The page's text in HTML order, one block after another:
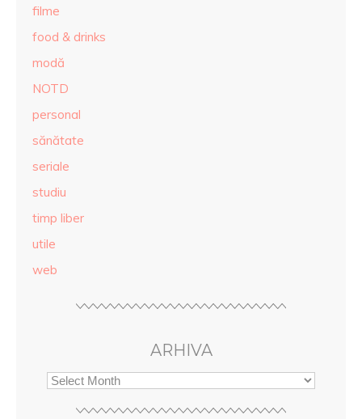
filme
food & drinks
modă
NOTD
personal
sănătate
seriale
studiu
timp liber
utile
web
ARHIVA